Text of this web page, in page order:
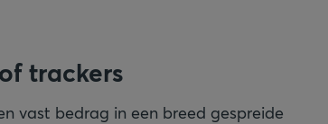
trackers
vast bedrag in een breed gespreide